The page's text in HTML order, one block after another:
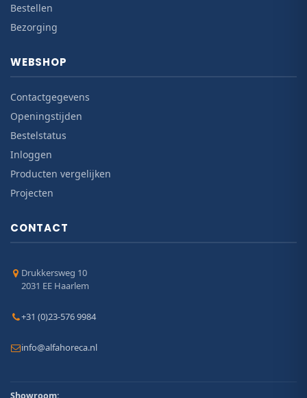
Bestellen
Bezorging
WEBSHOP
Contactgegevens
Openingstijden
Bestelstatus
Inloggen
Producten vergelijken
Projecten
CONTACT
Drukkersweg 10
2031 EE Haarlem
+31 (0)23-576 9984
info@alfahoreca.nl
Showroom: